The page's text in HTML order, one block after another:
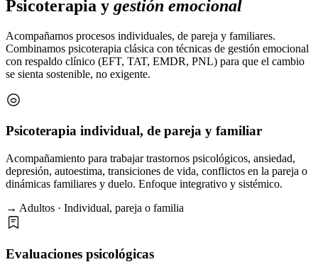
Psicoterapia y gestión emocional
Acompañamos procesos individuales, de pareja y familiares.
Combinamos psicoterapia clásica con técnicas de gestión emocional
con respaldo clínico (EFT, TAT, EMDR, PNL) para que el cambio
se sienta sostenible, no exigente.
Psicoterapia individual, de pareja y familiar
Acompañamiento para trabajar trastornos psicológicos, ansiedad,
depresión, autoestima, transiciones de vida, conflictos en la pareja o
dinámicas familiares y duelo. Enfoque integrativo y sistémico.
→ Adultos · Individual, pareja o familia
Evaluaciones psicológicas